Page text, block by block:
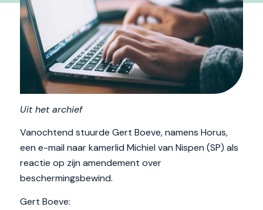
Uit het archief
Vanochtend stuurde Gert Boeve, namens Horus,
een e-mail naar kamerlid Michiel van Nispen (SP) als
reactie op zijn amendement over
beschermingsbewind.
Gert Boeve: